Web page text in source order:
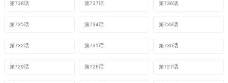
第738话 第737话 第736话
第735话 第734话 第733话
第732话 第731话 第730话
第729话 第728话 第727话